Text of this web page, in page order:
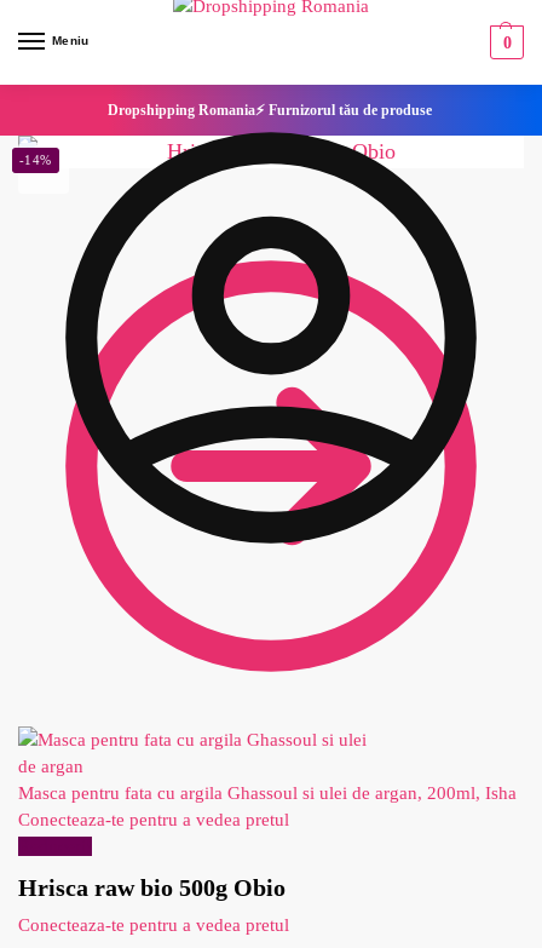
Meniu 0
Dropshipping Romania⚡ Furnizorul tău de produse
Masca pentru fata cu argila Ghassoul si ulei de argan, 200ml, Isha
Conecteaza-te pentru a vedea pretul
Hrisca raw bio 500g Obio
Conecteaza-te pentru a vedea pretul
-14%